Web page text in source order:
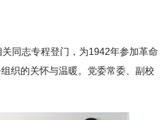
同志专程登门，为1942年参加革命
织的关怀与温暖。党委常委、副校